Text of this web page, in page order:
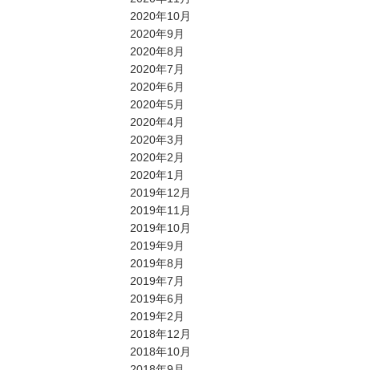
2020年10月
2020年9月
2020年8月
2020年7月
2020年6月
2020年5月
2020年4月
2020年3月
2020年2月
2020年1月
2019年12月
2019年11月
2019年10月
2019年9月
2019年8月
2019年7月
2019年6月
2019年2月
2018年12月
2018年10月